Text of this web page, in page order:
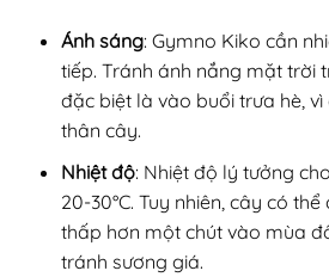
Ánh sáng: Gymno Kiko cần
tiếp. Tránh ánh nắng mặt trời
đặc biệt là vào buổi trưa hè,
thân cây.
Nhiệt độ: Nhiệt độ lý tưởng
20-30°C. Tuy nhiên, cây có
thấp hơn một chút vào mùa
tránh sương giá.